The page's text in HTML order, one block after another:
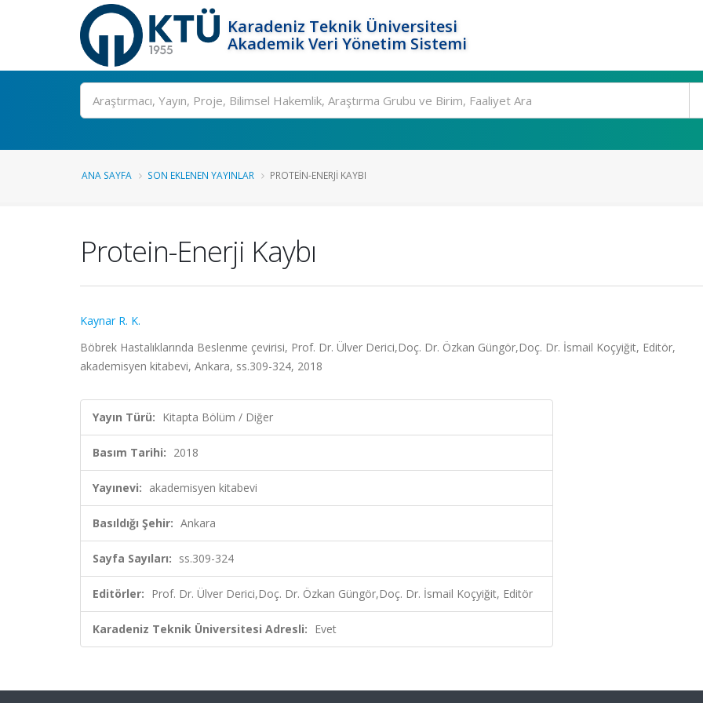
Karadeniz Teknik Üniversitesi
Akademik Veri Yönetim Sistemi
Ara
ANA SAYFA SON EKLENEN YAYINLAR PROTEIN-ENERJI KAYBI
Protein-Enerji Kaybı
Kaynar R. K.
Böbrek Hastalıklarında Beslenme çevirisi, Prof. Dr. Ülver Derici,Doç. Dr. Özkan Güngör,Doç. Dr. İsmail Koçyiğit, Editör,
akademisyen kitabevi, Ankara, ss.309-324, 2018
Yayın Türü: Kitapta Bölüm / Diğer
Basım Tarihi: 2018
Yayınevi: akademisyen kitabevi
Basıldığı Şehir: Ankara
Sayfa Sayıları: ss.309-324
Editörler: Prof. Dr. Ülver Derici,Doç. Dr. Özkan Güngör,Doç. Dr. İsmail Koçyiğit, Editör
Karadeniz Teknik Üniversitesi Adresli: Evet